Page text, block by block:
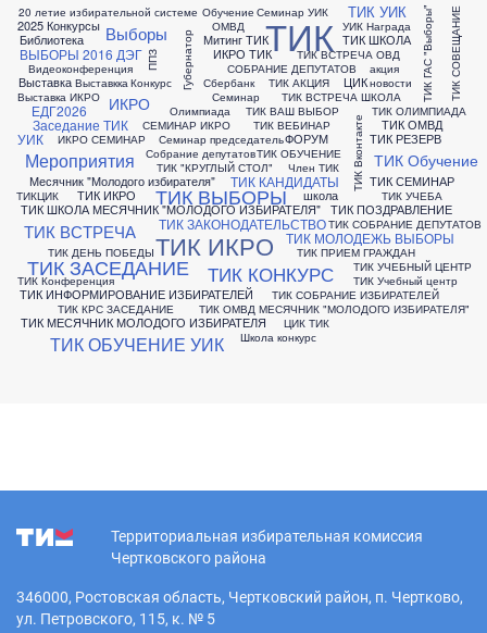
20 летие избирательной системе
2025 Конкурсы
Библиотека
ВЫБОРЫ 2016
Видеоконференция
Выборы
Выставка
Выставка ИКРО
Выставкка Губернатор
ДЭГ
ЕДГ2026
Заседание ТИК
ИКРО
ИКРО СЕМИНАР
ИКРО ТИК
Конкурс
Мероприятия
Месячник "Молодого избирателя"
Митинг ТИК
ОМВД
Обучение
Олимпиада
ППЗ
СЕМИНАР ИКРО
СОБРАНИЕ ДЕПУТАТОВ
Сбербанк
Семинар
Семинар УИК
Семинар председатель
Собрание депутатов
ТИК
ТИК ИКРО
ТИК ШКОЛА МЕСЯЧНИК "МОЛОДОГО ИЗБИРАТЕЛЯ"
ТИК "КРУГЛЫЙ СТОЛ"
ТИК АКЦИЯ
ТИК ВАШ ВЫБОР
ТИК ВЕБИНАР
ТИК ВСТРЕЧА
ТИК ВСТРЕЧА ОВД
ТИК ВСТРЕЧА ШКОЛА
ТИК ВЫБОРЫ
ТИК Вконтакте
ТИК ГАС "Выборы"
ТИК ДЕНЬ ПОБЕДЫ
ТИК ЗАКОНОДАТЕЛЬСТВО
ТИК ЗАСЕДАНИЕ
ТИК ИКРО
ТИК ИНФОРМИРОВАНИЕ ИЗБИРАТЕЛЕЙ
ТИК КАНДИДАТЫ
ТИК КОНКУРС
ТИК КРС ЗАСЕДАНИЕ
ТИК Конференция
ТИК МЕСЯЧНИК МОЛОДОГО ИЗБИРАТЕЛЯ
ТИК МОЛОДЕЖЬ ВЫБОРЫ
ТИК ОБУЧЕНИЕ
ТИК ОБУЧЕНИЕ УИК
ТИК ОЛИМПИАДА
ТИК ОМВД
ТИК ОМВД МЕСЯЧНИК "МОЛОДОГО ИЗБИРАТЕЛЯ"
ТИК Обучение
ТИК ПОЗДРАВЛЕНИЕ
ТИК ПРИЕМ ГРАЖДАН
ТИК РЕЗЕРВ
ТИК СЕМИНАР
ТИК СОБРАНИЕ ДЕПУТАТОВ
ТИК СОБРАНИЕ ИЗБИРАТЕЛЕЙ
ТИК СОВЕЩАНИЕ
ТИК УИК
ТИК УЧЕБА
ТИК УЧЕБНЫЙ ЦЕНТР
ТИК Учебный центр
ТИК ШКОЛА
ТИКЦИК
УИК
УИК Награда
ФОРУМ
ЦИК
ЦИК ТИК
Член ТИК
Школа конкурс
акция
новости
школа
Территориальная избирательная комиссия
Чертковского района
346000, Ростовская область, Чертковский район, п. Чертково,
ул. Петровского, 115, к. № 5